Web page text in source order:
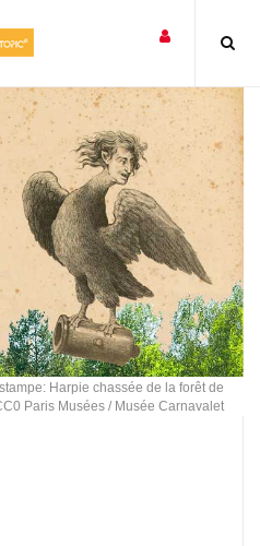
Harpie chassée de la forêt de
Paris Musées / Musée Carnavalet